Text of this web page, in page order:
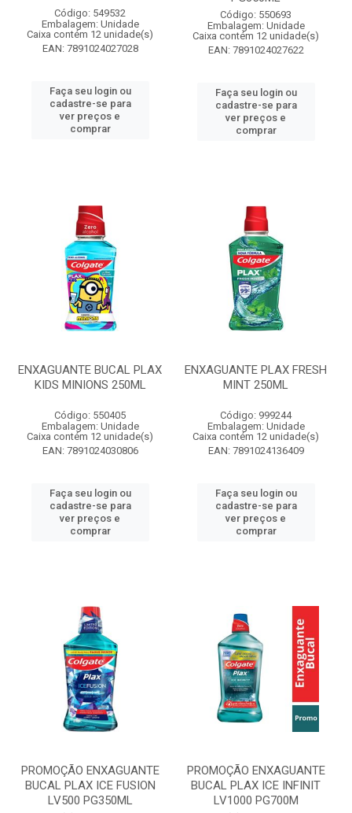
Código: 549532
Embalagem: Unidade
Caixa contém 12 unidade(s)
EAN: 7891024027028
Faça seu login ou
cadastre-se para
ver preços e
comprar
Código: 550693
Embalagem: Unidade
Caixa contém 12 unidade(s)
EAN: 7891024027622
Faça seu login ou
cadastre-se para
ver preços e
comprar
ENXAGUANTE BUCAL PLAX
KIDS MINIONS 250ML
Código: 550405
Embalagem: Unidade
Caixa contém 12 unidade(s)
EAN: 7891024030806
Faça seu login ou
cadastre-se para
ver preços e
comprar
ENXAGUANTE PLAX FRESH
MINT 250ML
Código: 999244
Embalagem: Unidade
Caixa contém 12 unidade(s)
EAN: 7891024136409
Faça seu login ou
cadastre-se para
ver preços e
comprar
PROMOÇÃO ENXAGUANTE
BUCAL PLAX ICE FUSION
LV500 PG350ML
PROMOÇÃO ENXAGUANTE
BUCAL PLAX ICE INFINIT
LV1000 PG700M